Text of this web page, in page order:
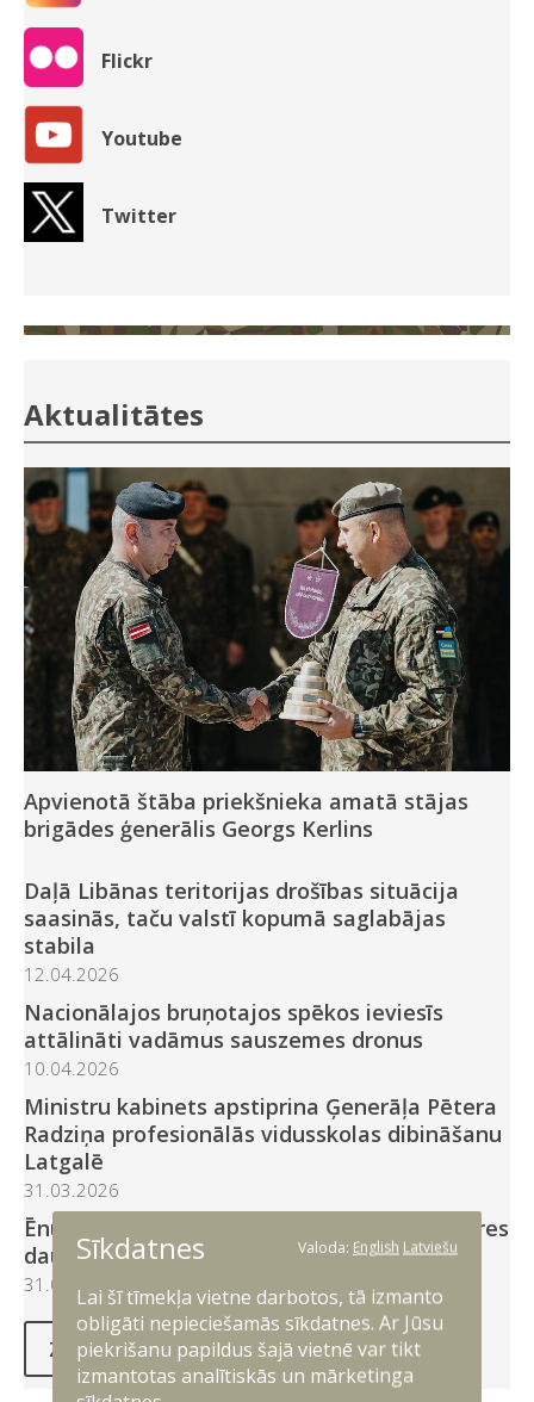
Flickr
Youtube
Twitter
Aktualitātes
Apvienotā štāba priekšnieka amatā stājas
brigādes ģenerālis Georgs Kerlins
Daļā Libānas teritorijas drošības situācija
saasinās, taču valstī kopumā saglabājas
stabila
12.04.2026
Nacionālajos bruņotajos spēkos ieviesīs
attālināti vadāmus sauszemes dronus
10.04.2026
Ministru kabinets apstiprina Ģenerāļa Pētera
Radziņa profesionālās vidusskolas dibināšanu
Latgalē
31.03.2026
Ēnu dienā jaunieši atklās aizsardzības nozares
daudzveidību
31.03.2026
Ziņas
Sīkdatnes Valoda: English Latviešu
Lai šī tīmekļa vietne darbotos, tā izmanto
obligāti nepieciešamās sīkdatnes. Ar Jūsu
piekrišanu papildus šajā vietnē var tikt
izmantotas analītiskās un mārketinga